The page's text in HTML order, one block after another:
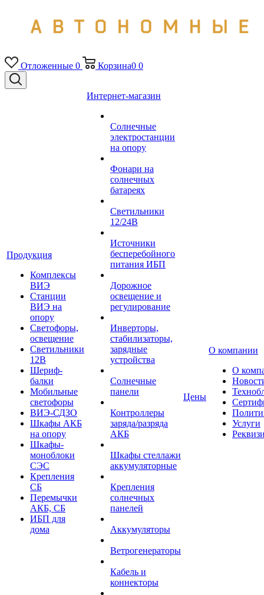
Отложенные 0 Корзина0 0
Продукция
Комплексы
ВИЭ
Станции
ВИЭ на
опору
Светофоры,
освещение
Светильники
12В
Шериф-
балки
Мобильные
светофоры
ВИЭ-СДЗО
Шкафы АКБ
на опору
Шкафы-
моноблоки
СЭС
Крепления
СБ
Перемычки
АКБ, СБ
ИБП для
дома
Интернет-магазин
Солнечные
электростанции
на опору
Фонари на
солнечных
батареях
Светильники
12/24В
Источники
бесперебойного
питания ИБП
Дорожное
освещение и
регулирование
Инверторы,
стабилизаторы,
зарядные
устройства
Солнечные
панели
Контроллеры
заряда/разряда
АКБ
Шкафы стеллажи
аккумуляторные
Крепления
солнечных
панелей
Аккумуляторы
Ветрогенераторы
Кабель и
коннекторы
Цены
О компании
О
Услуги